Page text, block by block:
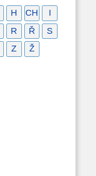
H CH
I
R Ř
S
Z Ž